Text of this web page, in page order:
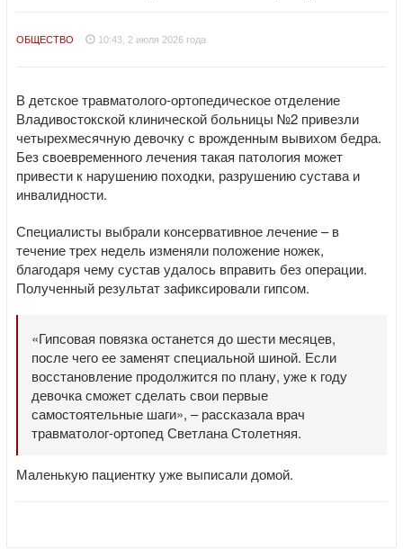
ОБЩЕСТВО 10:43, 2 июля 2026 года
В детское травматолого-ортопедическое отделение
Владивостокской клинической больницы №2 привезли
четырехмесячную девочку с врожденным вывихом бедра.
Без своевременного лечения такая патология может
привести к нарушению походки, разрушению сустава и
инвалидности.
Специалисты выбрали консервативное лечение – в
течение трех недель изменяли положение ножек,
благодаря чему сустав удалось вправить без операции.
Полученный результат зафиксировали гипсом.
«Гипсовая повязка останется до шести месяцев,
после чего ее заменят специальной шиной. Если
восстановление продолжится по плану, уже к году
девочка сможет сделать свои первые
самостоятельные шаги», – рассказала врач
травматолог-ортопед Светлана Столетняя.
Маленькую пациентку уже выписали домой.